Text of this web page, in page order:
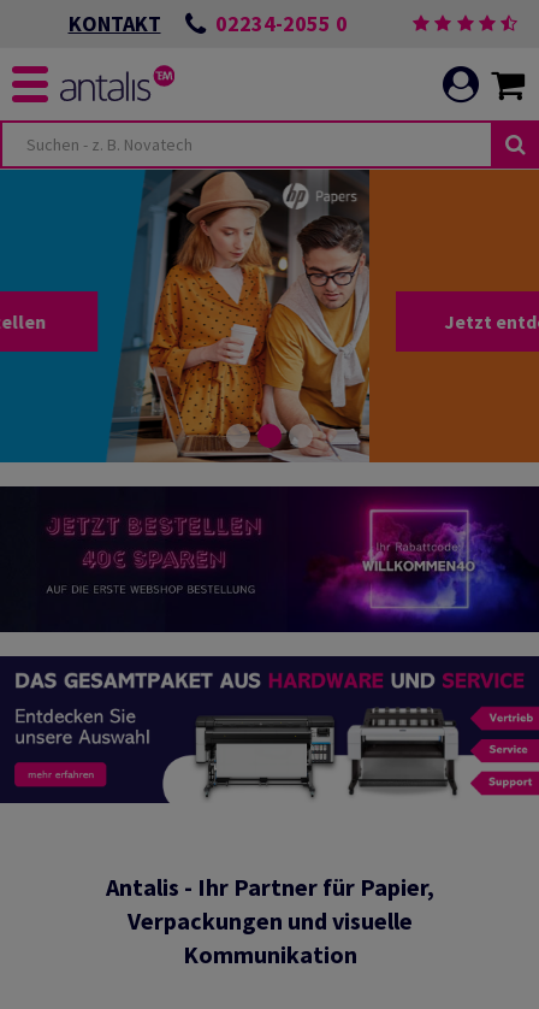
KONTAKT 02234-2055 0
Jetzt entdecken
Antalis - Ihr Partner für Papier,
Verpackungen und visuelle
Kommunikation